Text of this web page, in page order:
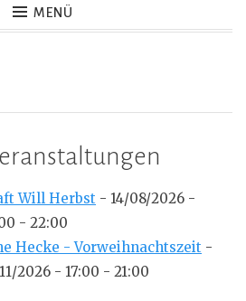
MENÜ
Will Herbst - 14/08/2026 -
- 22:00
Hecke - Vorweihnachtszeit -
2026 - 17:00 - 21:00